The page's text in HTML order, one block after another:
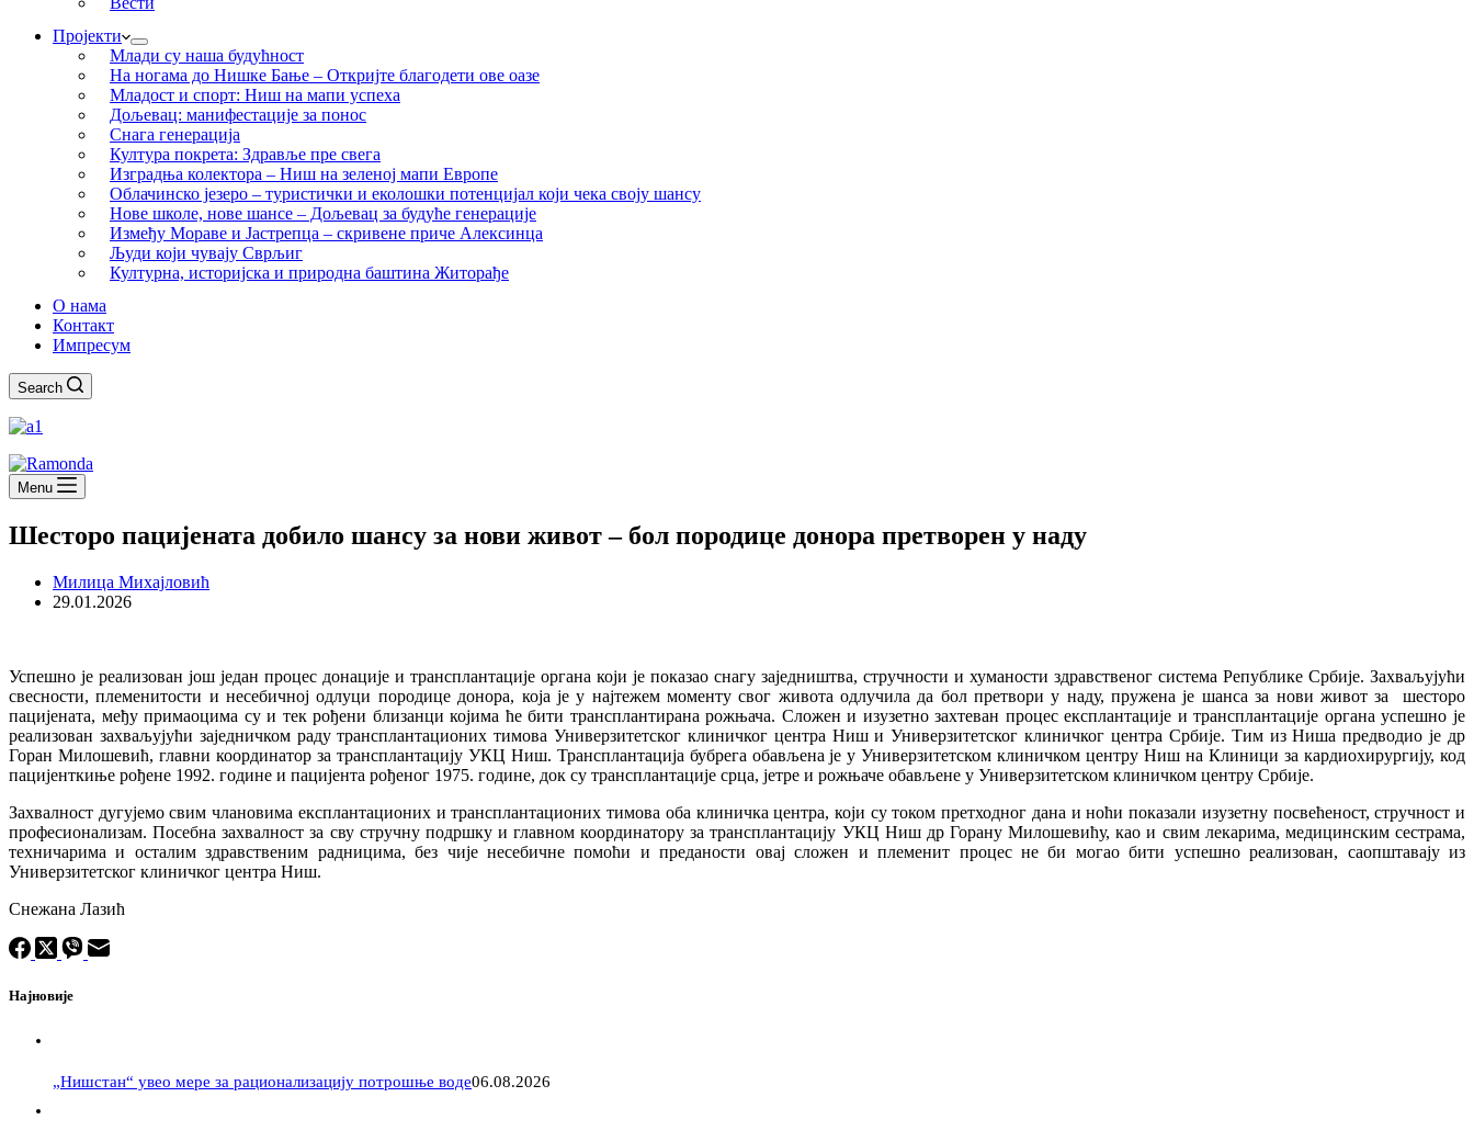
Пројекти
Млади су наша будућност
На ногама до Нишке Бање – Откријте благодети ове оазе
Младост и спорт: Ниш на мапи успеха
Дољевац: манифестације за понос
Снага генерација
Култура покрета: Здравље пре свега
Изградња колектора – Ниш на зеленој мапи Европе
Облачинско језеро – туристички и еколошки потенцијал који чека своју шансу
Нове школе, нове шансе – Дољевац за будуће генерације
Између Мораве и Јастрепца – скривене приче Алексинца
Људи који чувају Сврљиг
Културна, историјска и природна баштина Житорађе
О нама
Контакт
Импресум
Search
Menu
Шесторо пацијената добило шансу за нови живот – бол породице донора претворен у наду
Милица Михајловић
29.01.2026
Успешно је реализован још један процес донације и трансплантације органа који је показао снагу заједништва, стручности и хуманости здравственог система Републике Србије. Захваљујући
свесности, племенитости и несебичној одлуци породице донора, која је у најтежем моменту свог живота одлучила да бол претвори у наду, пружена је шанса за нови живот за шесторо
пацијената, међу примаоцима су и тек рођени близанци којима ће бити трансплантирана рожњача. Сложен и изузетно захтеван процес експлантације и трансплантације органа успешно је
реализован захваљујући заједничком раду трансплантационих тимова Универзитетског клиничког центра Ниш и Универзитетског клиничког центра Србије. Тим из Ниша предводио је др
Горан Милошевић, главни координатор за трансплантацију УКЦ Ниш. Трансплантација бубрега обављена је у Универзитетском клиничком центру Ниш на Клиници за кардиохирургију, код
пацијенткиње рођене 1992. године и пацијента рођеног 1975. године, док су трансплантације срца, јетре и рожњаче обављене у Универзитетском клиничком центру Србије.
Захвалност дугујемо свим члановима експлантационих и трансплантационих тимова оба клиничка центра, који су током претходног дана и ноћи показали изузетну посвећеност, стручност и
професионализам. Посебна захвалност за сву стручну подршку и главном координатору за трансплантацију УКЦ Ниш др Горану Милошевићу, као и свим лекарима, медицинским сестрама,
техничарима и осталим здравственим радницима, без чије несебичне помоћи и преданости овај сложен и племенит процес не би могао бити успешно реализован, саопштавају из
Универзитетског клиничког центра Ниш.
Снежана Лазић
Најновије
„Нишстан“ увео мере за рационализацију потрошње воде06.08.2026